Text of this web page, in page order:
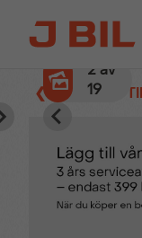
❮ TILLBAKA
2av
19